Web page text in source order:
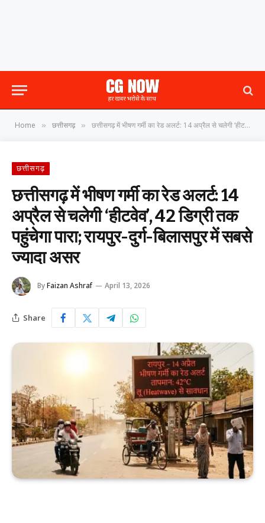
Home » छत्तीसगढ़ » छत्तीसगढ़ में भीषण गर्मी का रेड अलर्ट: 14 अप्रैल से चलेगी ‘हीटवेव’, 42 डिग्री तक पहुंचेगा पारा; रायपुर-दुर्ग-बिलासपुर में सबसे ज्यादा असर
छत्तीसगढ़
छत्तीसगढ़ में भीषण गर्मी का रेड अलर्ट: 14
अप्रैल से चलेगी ‘हीटवेव’, 42 डिग्री तक
पहुंचेगा पारा; रायपुर-दुर्ग-बिलासपुर में सबसे
ज्यादा असर
ByFaizan Ashraf April 13, 2026
Share